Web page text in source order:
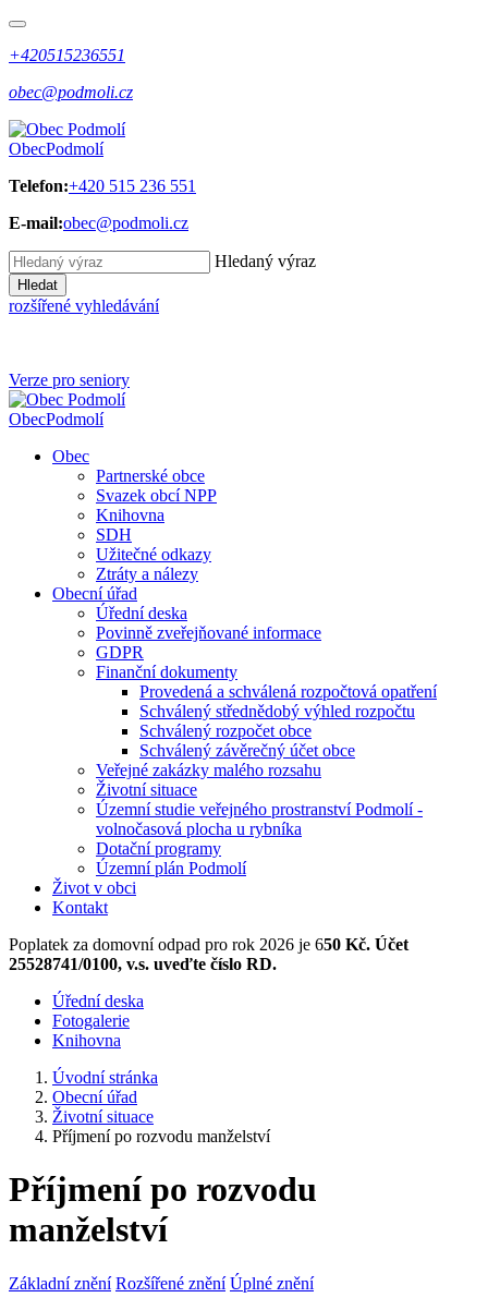
+420515236551
obec@podmoli.cz
ObecPodmolí
Telefon:+420 515 236 551
E-mail:obec@podmoli.cz
Hledaný výraz
Hledat
rozšířené vyhledávání
Verze pro seniory
ObecPodmolí
Obec
Partnerské obce
Svazek obcí NPP
Knihovna
SDH
Užitečné odkazy
Ztráty a nálezy
Obecní úřad
Úřední deska
Povinně zveřejňované informace
GDPR
Finanční dokumenty
Provedená a schválená rozpočtová opatření
Schválený střednědobý výhled rozpočtu
Schválený rozpočet obce
Schválený závěrečný účet obce
Veřejné zakázky malého rozsahu
Životní situace
Územní studie veřejného prostranství Podmolí -
volnočasová plocha u rybníka
Dotační programy
Územní plán Podmolí
Život v obci
Kontakt
Poplatek za domovní odpad pro rok 2026 je 650 Kč. Účet
25528741/0100, v.s. uveďte číslo RD.
Úřední deska
Fotogalerie
Knihovna
Úvodní stránka
Obecní úřad
Životní situace
Příjmení po rozvodu manželství
Příjmení po rozvodu
manželství
Základní znění Rozšířené znění Úplné znění